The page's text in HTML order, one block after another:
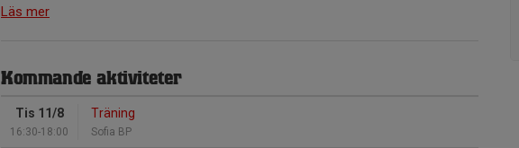
Läs mer
Kommande aktiviteter
Tis 11/8
16:30-18:00
Träning
Sofia BP